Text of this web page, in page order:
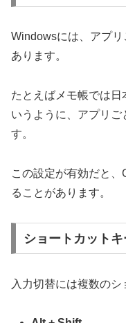
Windowsには、アプ
あります。
たとえばメモ帳では日
いうように、アプリご
す。
この設定が有効だと
ることがあります。
ショートカット
入力切替には複数のシ